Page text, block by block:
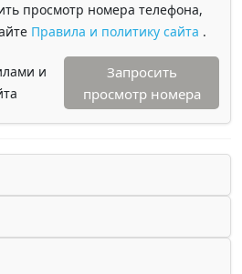
просмотр номера телефона,
Правила и политику сайта .
и
Запросить
просмотр номера